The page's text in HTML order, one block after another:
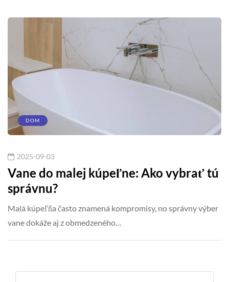
DOM
2025-09-03
Vane do malej kúpeľne: Ako vybrať tú
správnu?
Malá kúpeľňa často znamená kompromisy, no správny výber
vane dokáže aj z obmedzeného…